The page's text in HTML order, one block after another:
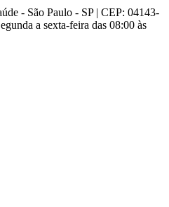
- São Paulo - SP | CEP: 04143-
a sexta-feira das 08:00 às